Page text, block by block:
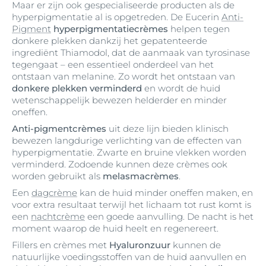
Maar er zijn ook gespecialiseerde producten als de
hyperpigmentatie al is opgetreden. De Eucerin Anti-
Pigment hyperpigmentatiecrèmes helpen tegen
donkere plekken dankzij het gepatenteerde
ingrediënt Thiamodol, dat de aanmaak van tyrosinase
tegengaat – een essentieel onderdeel van het
ontstaan van melanine. Zo wordt het ontstaan van
donkere plekken verminderd en wordt de huid
wetenschappelijk bewezen helderder en minder
oneffen.
Anti-pigmentcrèmes uit deze lijn bieden klinisch
bewezen langdurige verlichting van de effecten van
hyperpigmentatie. Zwarte en bruine vlekken worden
verminderd. Zodoende kunnen deze crèmes ook
worden gebruikt als melasmacrèmes.
Een dagcrème kan de huid minder oneffen maken, en
voor extra resultaat terwijl het lichaam tot rust komt is
een nachtcrème een goede aanvulling. De nacht is het
moment waarop de huid heelt en regenereert.
Fillers en crèmes met Hyaluronzuur kunnen de
natuurlijke voedingsstoffen van de huid aanvullen en